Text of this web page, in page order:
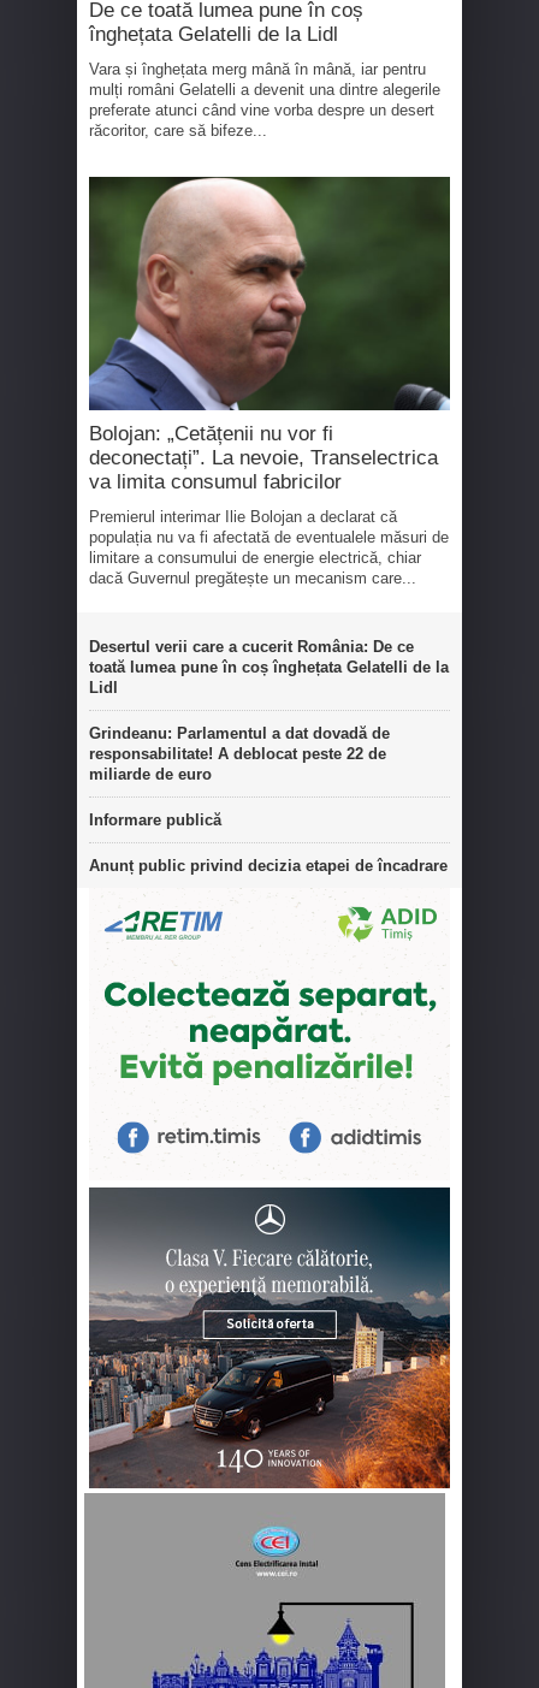
De ce toată lumea pune în coș
înghețata Gelatelli de la Lidl
Vara și înghețata merg mână în mână, iar pentru
mulți români Gelatelli a devenit una dintre alegerile
preferate atunci când vine vorba despre un desert
răcoritor, care să bifeze...
Bolojan: „Cetățenii nu vor fi
deconectați”. La nevoie, Transelectrica
va limita consumul fabricilor
Premierul interimar Ilie Bolojan a declarat că
populația nu va fi afectată de eventualele măsuri de
limitare a consumului de energie electrică, chiar
dacă Guvernul pregătește un mecanism care...
Desertul verii care a cucerit România: De ce
toată lumea pune în coș înghețata Gelatelli de la
Lidl
Grindeanu: Parlamentul a dat dovadă de
responsabilitate! A deblocat peste 22 de
miliarde de euro
Informare publică
Anunț public privind decizia etapei de încadrare